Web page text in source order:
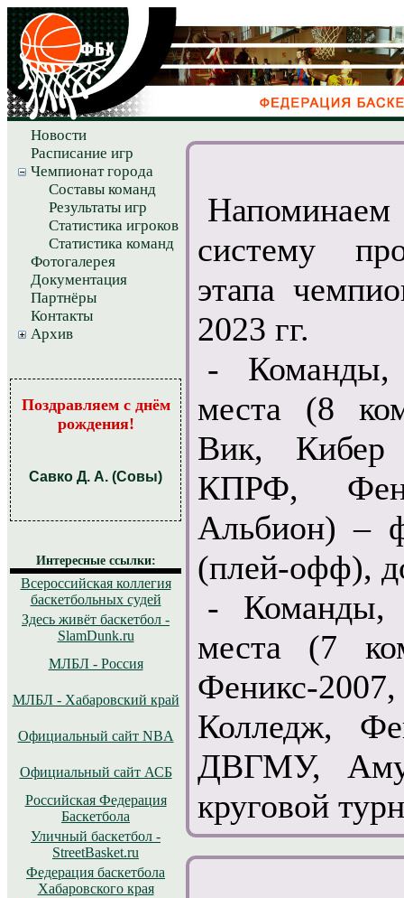
Новости
Расписание игр
Чемпионат города
Составы команд
Результаты игр
Статистика игроков
Статистика команд
Фотогалерея
Документация
Партнёры
Контакты
Архив
Поздравляем с днём
рождения!
Савко Д. А. (Совы)
Интересные ссылки:
Всероссийская коллегия
баскетбольных судей
Здесь живёт баскетбол -
SlamDunk.ru
МЛБЛ - Россия
МЛБЛ - Хабаровский край
Официальный сайт NBA
Официальный сайт АСБ
Российская Федерация
Баскетбола
Уличный баскетбол -
StreetBasket.ru
Федерация баскетбола
Хабаровского края
систему
этапа
2023 гг.
-
места (8
Вик,
КПРФ,
Альбион) –
(плей-офф),
- Команды,
места (7
Феникс-
Колледж,
ДВГМУ,
круговой